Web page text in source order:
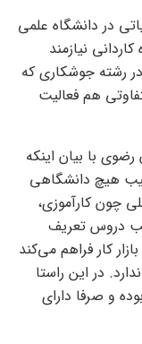
در دانشگاه علمی‌
نیازمند
رشته جوشکاری که
هم فعالیت
با بیان اینکه
هیچ دانشگاهی
چون کارآموزی،
دروس تعریف
کار فراهم می‌کند
در این راستا
و صرفا دارای